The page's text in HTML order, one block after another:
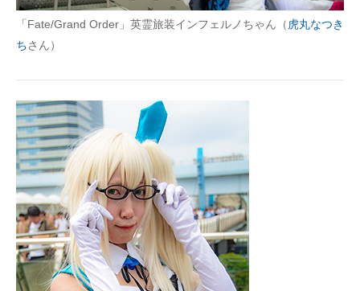
「Fate/Grand Order」英霊旅装インフェルノちゃん（虎丸なつき
ちさん）